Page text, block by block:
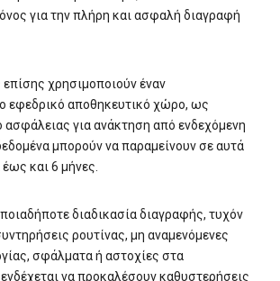
για την πλήρη και ασφαλή διαγραφή
χρησιμοποιούν έναν
εφεδρικό αποθηκευτικό χώρο, ως
ασφάλειας για ανάκτηση από ενδεχόμενη
μπορούν να παραμείνουν σε αυτά
και 6 μήνες.
διαδικασία διαγραφής, τυχόν
ρουτίνας, μη αναμενόμενες
σφάλματα ή αστοχίες στα
να προκαλέσουν καθυστερήσεις